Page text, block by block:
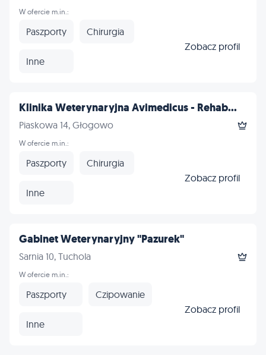
W ofercie m.in.:
Paszporty Chirurgia
Inne
Zobacz profil
Klinika Weterynaryjna Avimedicus - Rehab...
Piaskowa 14, Głogowo
W ofercie m.in.:
Paszporty Chirurgia
Inne
Zobacz profil
Gabinet Weterynaryjny "Pazurek"
Sarnia 10, Tuchola
W ofercie m.in.:
Paszporty Czipowanie
Inne
Zobacz profil